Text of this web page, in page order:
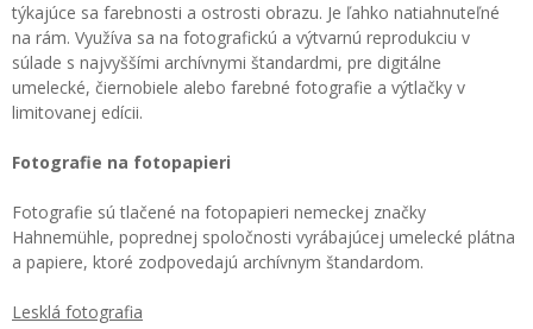
týkajúce sa farebnosti a ostrosti obrazu. Je ľahko natiahnuteľné
na rám. Využíva sa na fotografickú a výtvarnú reprodukciu v
súlade s najvyššími archívnymi štandardmi, pre digitálne
umelecké, čiernobiele alebo farebné fotografie a výtlačky v
limitovanej edícii.
Fotografie na fotopapieri
Fotografie sú tlačené na fotopapieri nemeckej značky
Hahnemühle, poprednej spoločnosti vyrábajúcej umelecké plátna
a papiere, ktoré zodpovedajú archívnym štandardom.
Lesklá fotografia